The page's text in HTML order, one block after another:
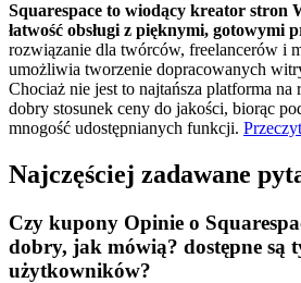
Squarespace to wiodący kreator stron
łatwość obsługi z pięknymi, gotowymi
rozwiązanie dla twórców, freelancerów i
umożliwia tworzenie dopracowanych
Chociaż nie jest to najtańsza platforma
dobry stosunek ceny do jakości, biorąc
mnogość udostępnianych funkcji.
Najczęściej zadawane
Czy kupony Opinie o
dobry, jak mówią? dostępne są
użytkowników?